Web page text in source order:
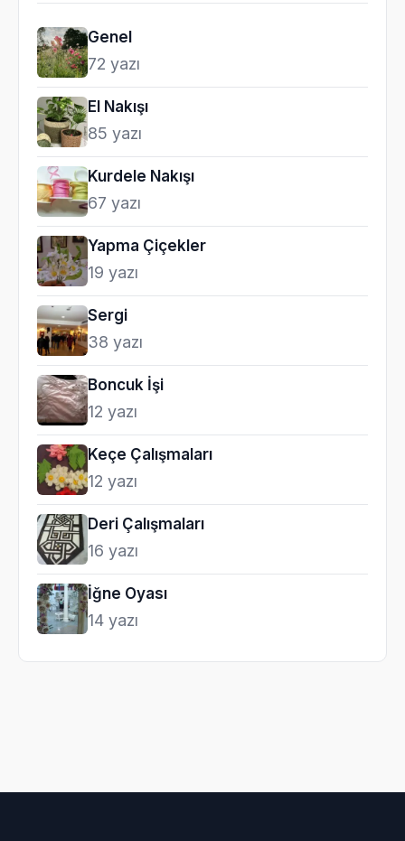
Genel
72 yazı
El Nakışı
85 yazı
Kurdele Nakışı
67 yazı
Yapma Çiçekler
19 yazı
Sergi
38 yazı
Boncuk İşi
12 yazı
Keçe Çalışmaları
12 yazı
Deri Çalışmaları
16 yazı
İğne Oyası
14 yazı